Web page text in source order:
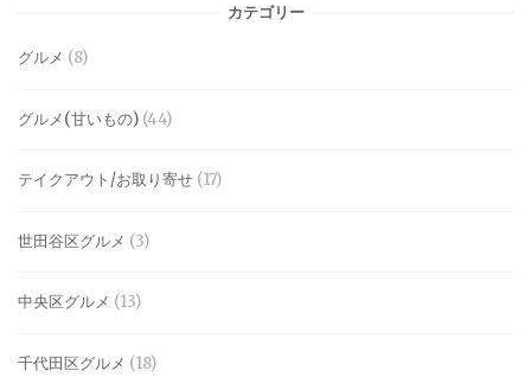
カテゴリー
グルメ (8)
グルメ(甘いもの) (44)
テイクアウト/お取り寄せ (17)
世田谷区グルメ (3)
中央区グルメ (13)
千代田区グルメ (18)